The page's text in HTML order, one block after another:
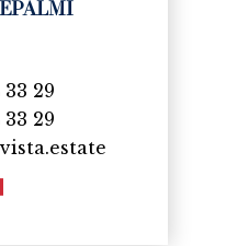
33 29
33 29